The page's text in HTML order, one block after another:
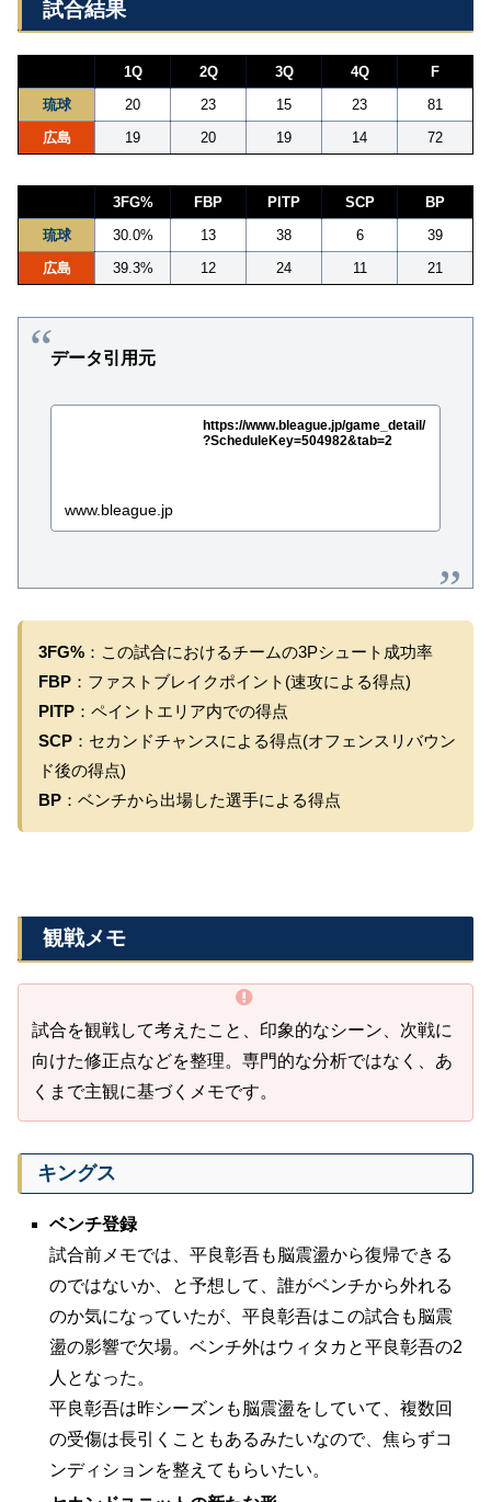
試合結果
1Q 2Q 3Q 4Q
F
琉球
20 23 15 23
81
広島
19 20 19 14 72
3FG% FBP PITP SCP
BP
琉球
30.0% 13 38 6
39
広島
39.3% 12 24 11 21
データ引用元
https://www.bleague.jp/game_detail/
?ScheduleKey=504982&tab=2
www.bleague.jp
3FG% ：この試合におけるチームの3Pシュート成功率
FBP ：ファストブレイクポイント(速攻による得点)
PITP ：ペイントエリア内での得点
SCP ：セカンドチャンスによる得点(オフェンスリバウン
ド後の得点)
BP ：ベンチから出場した選手による得点
観戦メモ
試合を観戦して考えたこと、印象的なシーン、次戦に
向けた修正点などを整理。専門的な分析ではなく、あ
くまで主観に基づくメモです。
キングス
ベンチ登録
試合前メモでは、平良彰吾も脳震盪から復帰できる
のではないか、と予想して、誰がベンチから外れる
のか気になっていたが、平良彰吾はこの試合も脳震
盪の影響で欠場。ベンチ外はウィタカと平良彰吾の2
人となった。
平良彰吾は昨シーズンも脳震盪をしていて、複数回
の受傷は長引くこともあるみたいなので、焦らずコ
ンディションを整えてもらいたい。